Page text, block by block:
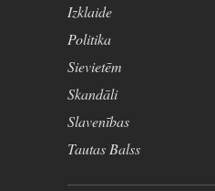
Izklaide
Politika
Sievietēm
Skandāli
Slavenības
Tautas Balss